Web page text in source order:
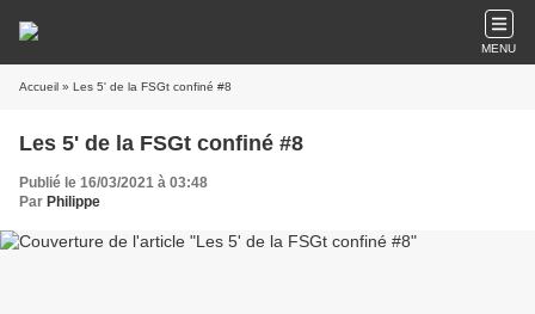
MENU
Accueil » Les 5' de la FSGt confiné #8
Les 5' de la FSGt confiné #8
Publié le 16/03/2021 à 03:48
Par Philippe